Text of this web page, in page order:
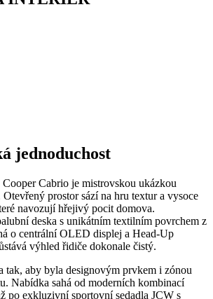
jednoduchost
Cabrio je mistrovskou ukázkou
prostor sází na hru textur a vysoce
navozují hřejivý pocit domova.
deska s unikátním textilním povrchem z
o centrální OLED displej a Head-Up
výhled řidiče dokonale čistý.
tak, aby byla designovým prvkem i zónou
Nabídka sahá od moderních kombinací
po exkluzivní sportovní sedadla JCW s